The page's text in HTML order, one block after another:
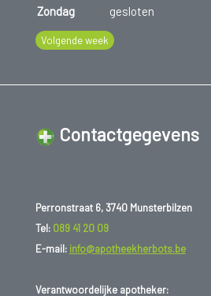
Zondag
gesloten
Volgende week
Contactgegevens
Perronstraat 6, 3740 Munsterbilzen
Tel: 089 41 20 09
E-mail: info@apotheekherbots.be
Verantwoordelijke apotheker: